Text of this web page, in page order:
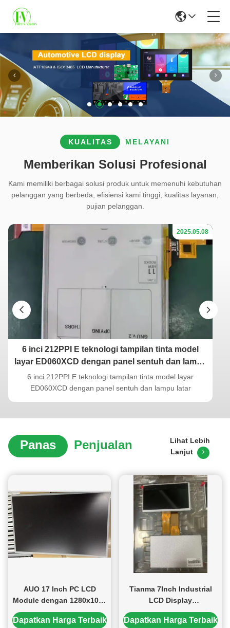
KUALITAS MELAYANI
Memberikan Solusi Profesional
Kami memiliki berbagai solusi produk untuk memenuhi kebutuhan
pelanggan yang berbeda, efisiensi kami tinggi, kualitas layanan,
pujian pelanggan.
2025.05.08
6 inci 212PPI E teknologi tampilan tinta model
layar ED060XCD dengan panel sentuh dan lampu
latar
6 inci 212PPI E teknologi tampilan tinta model layar
ED060XCD dengan panel sentuh dan lampu latar
Panas Penjualan
Lihat Lebih
Lanjut
AUO 17 Inch PC LCD
Module dengan 1280x1024
Pixel dan 51 PIN
Connector M170ETN01.1
Dapatkan Harga Terbaik
Tianma 7Inch Industrial
LCD Display
800X480Pixels 300cd/M2
Panel TFT-LCD dengan
Dapatkan Harga Terbaik